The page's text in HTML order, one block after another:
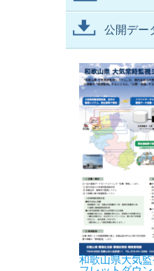
公開デー
和歌山県大気